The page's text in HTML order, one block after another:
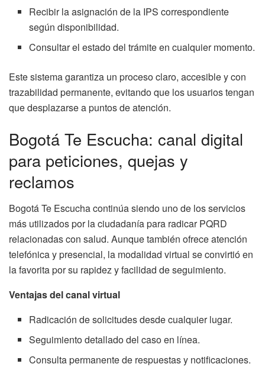
Recibir la asignación de la IPS correspondiente
según disponibilidad.
Consultar el estado del trámite en cualquier momento.
Este sistema garantiza un proceso claro, accesible y con
trazabilidad permanente, evitando que los usuarios tengan
que desplazarse a puntos de atención.
Bogotá Te Escucha: canal digital
para peticiones, quejas y
reclamos
Bogotá Te Escucha continúa siendo uno de los servicios
más utilizados por la ciudadanía para radicar PQRD
relacionadas con salud. Aunque también ofrece atención
telefónica y presencial, la modalidad virtual se convirtió en
la favorita por su rapidez y facilidad de seguimiento.
Ventajas del canal virtual
Radicación de solicitudes desde cualquier lugar.
Seguimiento detallado del caso en línea.
Consulta permanente de respuestas y notificaciones.